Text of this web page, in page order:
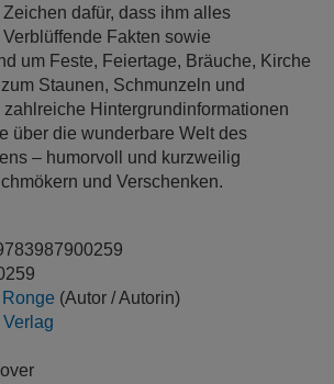
dafür, dass ihm alles
Fakten sowie
um Feste, Feiertage, Bräuche, Kirche
Staunen, Schmunzeln und
Hintergrundinformationen
über die wunderbare Welt des
– humorvoll und kurzweilig
und Verschenken.
Ronge (Autor / Autorin)